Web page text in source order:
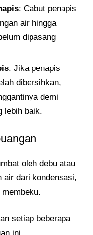
: Cabut penapis
air hingga
dipasang
: Jika penapis
dibersihkan,
demi
lebih baik.
oleh debu atau
air dari kondensasi,
setiap beberapa
ini.